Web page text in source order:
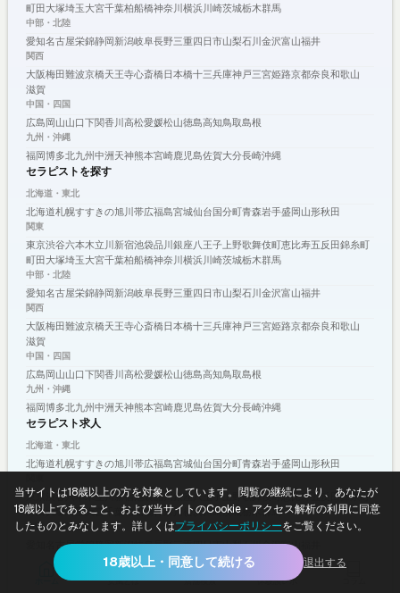
町田大塚埼玉大宮千葉柏船橋神奈川 横浜川崎茨城栃木群馬
中部・北陸
愛知名古屋栄錦静岡新潟岐阜長野三重四日市山梨石川 金沢富山福井
関西
大阪梅田難波京橋天王寺心斎橋日本橋十三兵庫神戸三宮姫路京都奈良和歌山
滋賀
中国・四国
広島 岡山山口下関香川 高松愛媛松山徳島高知鳥取島根
九州・沖縄
福岡博多北九州中洲 天神熊本宮崎鹿児島佐賀大分長崎沖縄
セラピストを探す
北海道・東北
北海道札幌すすきの旭川 帯広福島宮城仙台 国分町青森岩手盛岡山形秋田
関東
東京渋谷六本木立川 新宿池袋品川 銀座八王子上野歌舞伎町恵比寿五反田錦糸町
町田大塚埼玉大宮千葉柏船橋神奈川 横浜川崎茨城栃木群馬
中部・北陸
愛知名古屋栄錦静岡新潟岐阜長野三重四日市山梨石川 金沢富山福井
関西
大阪梅田難波京橋天王寺心斎橋日本橋十三兵庫神戸三宮姫路京都奈良和歌山
滋賀
中国・四国
広島 岡山山口下関香川 高松愛媛松山徳島高知鳥取島根
九州・沖縄
福岡博多北九州中洲 天神熊本宮崎鹿児島佐賀大分長崎沖縄
セラピスト求人
北海道・東北
北海道札幌すすきの旭川 帯広福島宮城仙台 国分町青森岩手盛岡山形秋田
東京 渋谷六本木立川新宿池袋品川 銀座八王子上野歌舞伎町恵比寿五反田錦糸町
町田大塚埼玉大宮千葉柏船橋神奈川 横浜川崎茨城 栃木 群馬
中部・北陸
名古屋栄錦静岡新潟岐阜長野三重四日市山梨石川金沢富山
梅田難波京橋天王寺心斎橋日本橋十三兵庫神戸三宮姫路京都
女風とは 店舗検索 体験談レポ
当サイトは18歳以上の方を対象としています。閲覧の継続により、あなたが
18歳以上であること、および当サイトのCookie・アクセス解析の利用に同意
したものとみなします。詳しくはプライバシーポリシーをご覧ください。
18歳以上・同意して続ける 退出する